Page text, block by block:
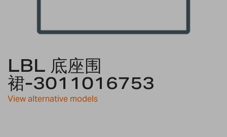
to
the
beginning
of
the
LBL 底座围
裙-3011016753
View alternative models